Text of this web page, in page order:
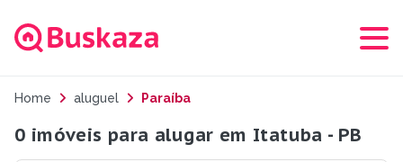
Home aluguel Paraíba
0 imóveis para alugar em Itatuba - PB